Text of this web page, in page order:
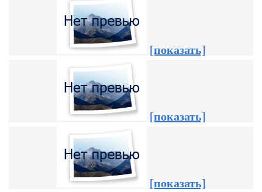
[показать]
[показать]
[показать]